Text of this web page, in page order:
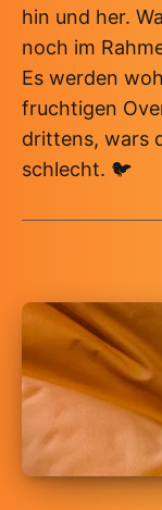
hin und her.
noch im
Es werden
fruchtigen
drittens, wars
schlecht. 🐦